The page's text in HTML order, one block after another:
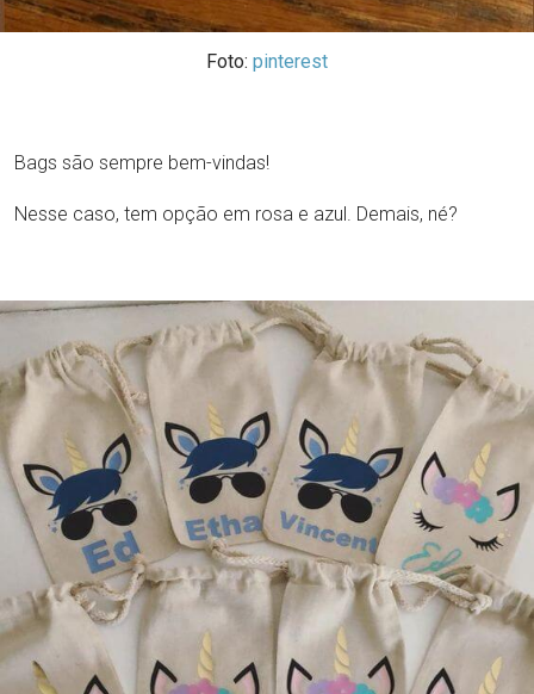
Foto: pinterest
Bags são sempre bem-vindas!
Nesse caso, tem opção em rosa e azul. Demais, né?